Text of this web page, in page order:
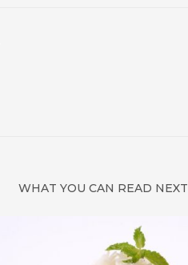
WHAT YOU CAN READ NEXT